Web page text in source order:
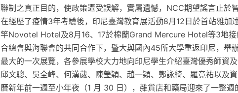
聯制之真正目的，使政策遭受誤解，實屬遺憾，NCC期望謠言止於
在經歷了疫情3年考驗後，印尼臺灣教育展活動8月12日於首站雅加
竿Novotel Hotel及8月16、17於棉蘭Grand Mercure Hotel等3地接
合總會與海聯會的共同合作下，暨大與國內45所大學重返印尼，舉
最大的一次展覽，各參展學校大力地向印尼學生介紹臺灣優秀師資
邱文聰、吳全峰、何漢葳、陳瑩穎、趙一穎、鄭詠綺、羅竟祐以及
曆新年前一週至小年夜（1 月 30 日），雜貨店和藥局迎來了一整